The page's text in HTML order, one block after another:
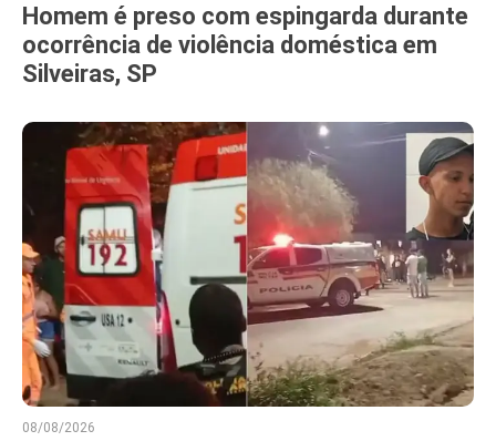
Homem é preso com espingarda durante
ocorrência de violência doméstica em
Silveiras, SP
08/08/2026